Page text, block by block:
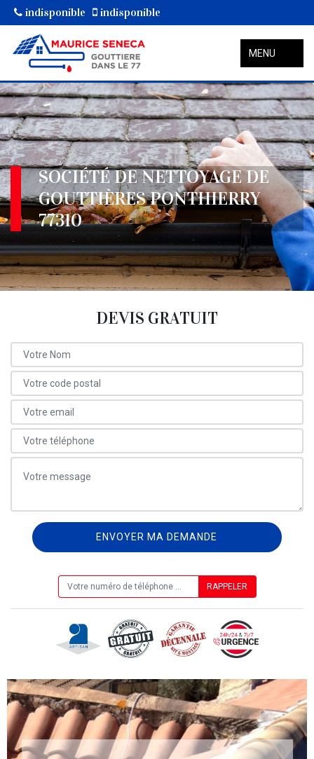
indisponible indisponible
MENU
SOCIÉTÉ DE NETTOYAGE DE
GOUTTIÈRES PONTHIERRY
77310
DEVIS GRATUIT